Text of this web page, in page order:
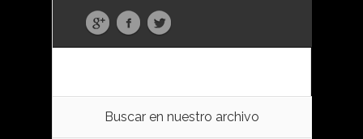
Buscar en nuestro archivo